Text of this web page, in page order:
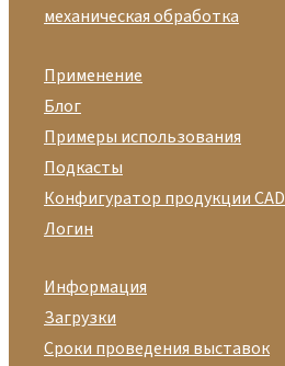
механическая обработка
Применение
Блог
Примеры использования
Подкасты
Конфигуратор продукции CAD
Логин
Информация
Загрузки
Сроки проведения выставок